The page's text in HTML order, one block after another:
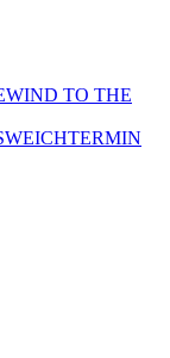
TO THE